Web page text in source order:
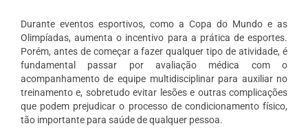
Durante eventos esportivos, como a Copa do Mundo e as
Olimpíadas, aumenta o incentivo para a prática de esportes.
Porém, antes de começar a fazer qualquer tipo de atividade, é
fundamental passar por avaliação médica com o
acompanhamento de equipe multidisciplinar para auxiliar no
treinamento e, sobretudo evitar lesões e outras complicações
que podem prejudicar o processo de condicionamento físico,
tão importante para saúde de qualquer pessoa.